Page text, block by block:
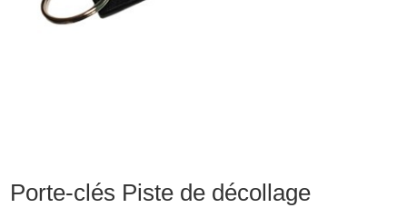
Porte-clés Piste de décollage